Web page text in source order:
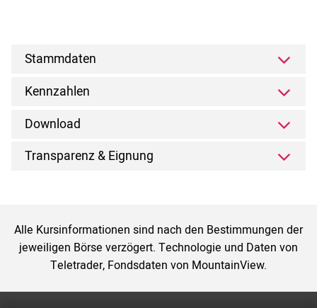
Stammdaten
Kennzahlen
Download
Transparenz & Eignung
Alle Kursinformationen sind nach den Bestimmungen der
jeweiligen Börse verzögert. Technologie und Daten von
Teletrader, Fondsdaten von MountainView.